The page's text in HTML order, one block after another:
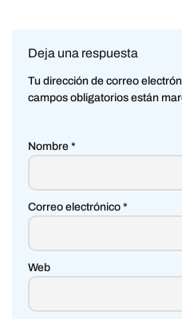
Deja una respuesta
Tu dirección de correo
campos obligatorios están
Nombre *
Correo electrónico *
Web